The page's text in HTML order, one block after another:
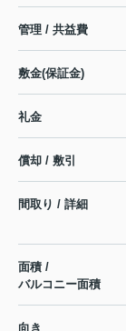
管理 / 共益費
敷金(保証金)
礼金
償却 / 敷引
間取り / 詳細
面積 /
バルコニー面積
向き